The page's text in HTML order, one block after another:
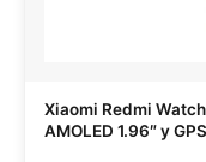
Xiaomi Redmi
AMOLED 1.96″ y GPS